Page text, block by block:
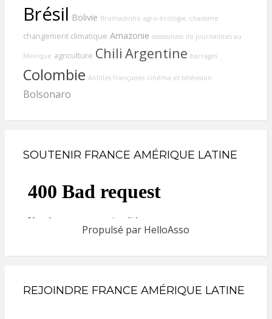
Brésil Bolivie Brumadinho agro-écologie chavisme
changement climatique Amazonie assassinats de journalistes au
Mexique agriculture Chili Argentine barrages
Colombie Antilles françaises cinéma et télévision
Bolsonaro
SOUTENIR FRANCE AMÉRIQUE LATINE
Propulsé par HelloAsso
REJOINDRE FRANCE AMÉRIQUE LATINE